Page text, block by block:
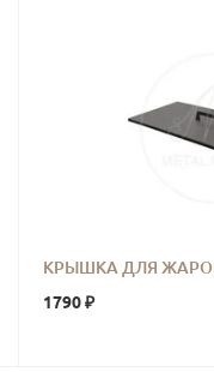
КРЫШКА ДЛЯ
1790 ₽